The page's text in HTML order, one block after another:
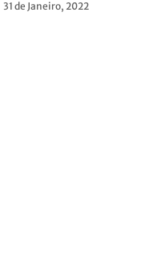
31 de Janeiro, 2022